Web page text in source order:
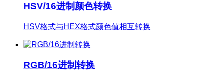
HSV/16进制颜色转换
HSV格式与HEX格式颜色值相互转换
RGB/16进制转换